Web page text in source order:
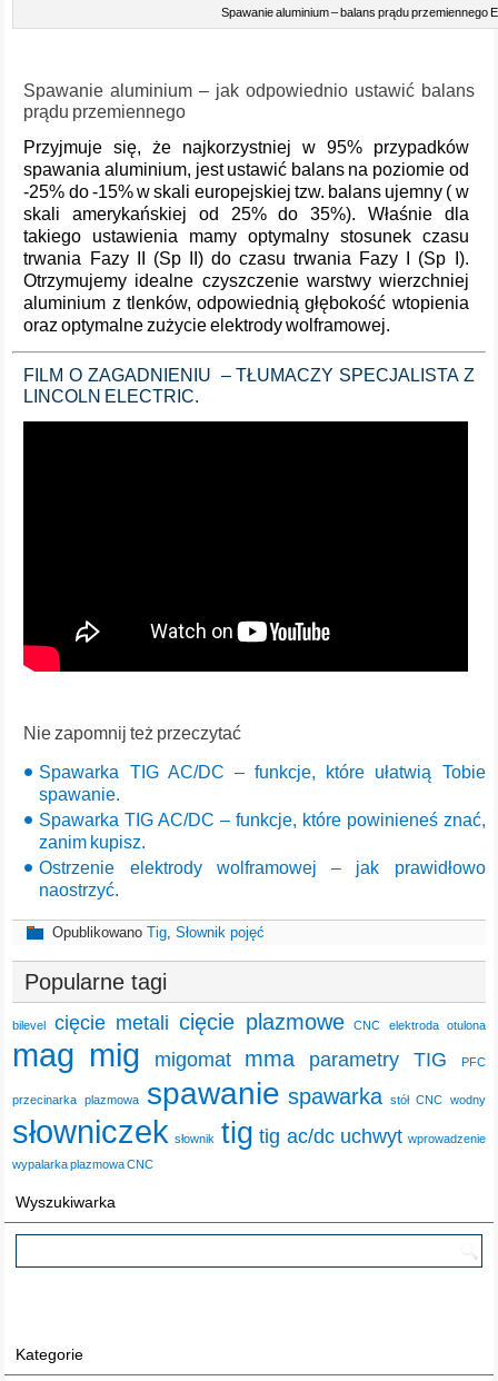
Spawanie aluminium – balans prądu przemiennego
Spawanie aluminium – jak odpowiednio ustawić balans
prądu przemiennego
Przyjmuje się, że najkorzystniej w 95% przypadków
spawania aluminium, jest ustawić balans na poziomie od
-25% do -15% w skali europejskiej tzw. balans ujemny ( w
skali amerykańskiej od 25% do 35%). Właśnie dla
takiego ustawienia mamy optymalny stosunek czasu
trwania Fazy II (Sp II) do czasu trwania Fazy I (Sp I).
Otrzymujemy idealne czyszczenie warstwy wierzchniej
aluminium z tlenków, odpowiednią głębokość wtopienia
oraz optymalne zużycie elektrody wolframowej.
FILM O ZAGADNIENIU – TŁUMACZY SPECJALISTA Z
LINCOLN ELECTRIC.
Nie zapomnij też przeczytać
Spawarka TIG AC/DC – funkcje, które ułatwią Tobie
spawanie.
Spawarka TIG AC/DC – funkcje, które powinieneś znać,
zanim kupisz.
Ostrzenie elektrody wolframowej – jak prawidłowo
naostrzyć.
Opublikowano Tig ,Słownik pojęć
Popularne tagi
bilevel cięcie metali cięcie plazmowe CNC elektroda otulona
mag mig migomat mma parametry TIG PFC
przecinarka plazmowa spawanie spawarka stół CNC wodny
słowniczek słownik tig tig ac/dc uchwyt wprowadzenie
wypalarka plazmowa CNC
Wyszukiwarka
Kategorie